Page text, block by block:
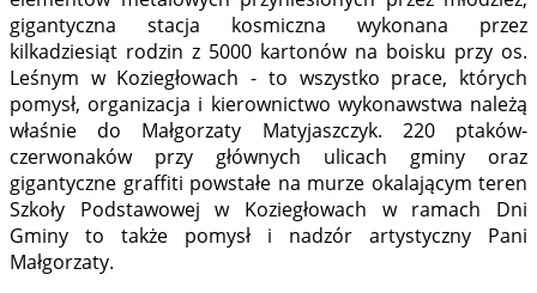
gigantyczna stacja kosmiczna wykonana przez
kilkadziesiąt rodzin z 5000 kartonów na boisku przy os.
Leśnym w Koziegłowach - to wszystko prace, których
pomysł, organizacja i kierownictwo wykonawstwa należą
właśnie do Małgorzaty Matyjaszczyk. 220 ptaków-
czerwonaków przy głównych ulicach gminy oraz
gigantyczne graffiti powstałe na murze okalającym teren
Szkoły Podstawowej w Koziegłowach w ramach Dni
Gminy to także pomysł i nadzór artystyczny Pani
Małgorzaty.